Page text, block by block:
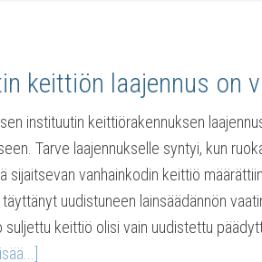
keittiön laajennus on
instituutin keittiörakennuksen
Tarve laajennukselle syntyi, kun
sijaitsevan vanhainkodin keittiö
uudistuneen lainsäädännön
suljettu keittiö olisi vain uudistettu